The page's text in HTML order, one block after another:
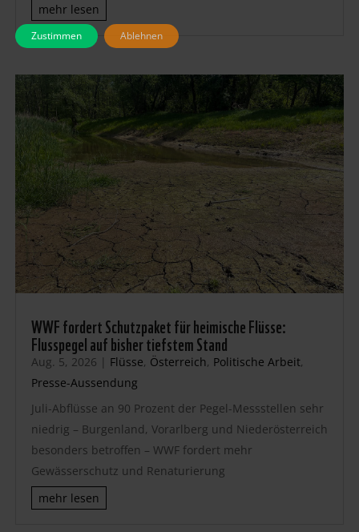
mehr lesen
WWF fordert Schutzpaket für heimische Flüsse:
Flusspegel auf bisher tiefstem Stand
Aug. 5, 2026 | Flüsse, Österreich, Politische Arbeit,
Presse-Aussendung
Juli-Abflüsse an 90 Prozent der Pegel-Messstellen sehr
niedrig – Burgenland, Vorarlberg und Niederösterreich
besonders betroffen – WWF fordert mehr
Gewässerschutz und Renaturierung
mehr lesen
Zustimmen Ablehnen